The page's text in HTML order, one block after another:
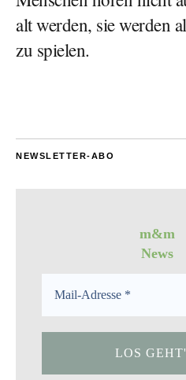
alt werden, sie werden
zu spielen.
NEWSLETTER-ABO
m&m
News